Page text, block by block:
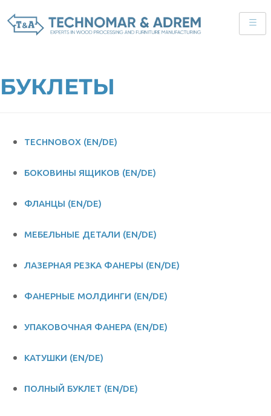
БУКЛЕТЫ
TECHNOBOX (EN/DE)
БОКОВИНЫ ЯЩИКОВ (EN/DE)
ФЛАНЦЫ (EN/DE)
МЕБЕЛЬНЫЕ ДЕТАЛИ (EN/DE)
ЛАЗЕРНАЯ РЕЗКА ФАНЕРЫ (EN/DE)
ФАНЕРНЫЕ МОЛДИНГИ (EN/DE)
УПАКОВОЧНАЯ ФАНЕРА (EN/DE)
КАТУШКИ (EN/DE)
ПОЛНЫЙ БУКЛЕТ (EN/DE)